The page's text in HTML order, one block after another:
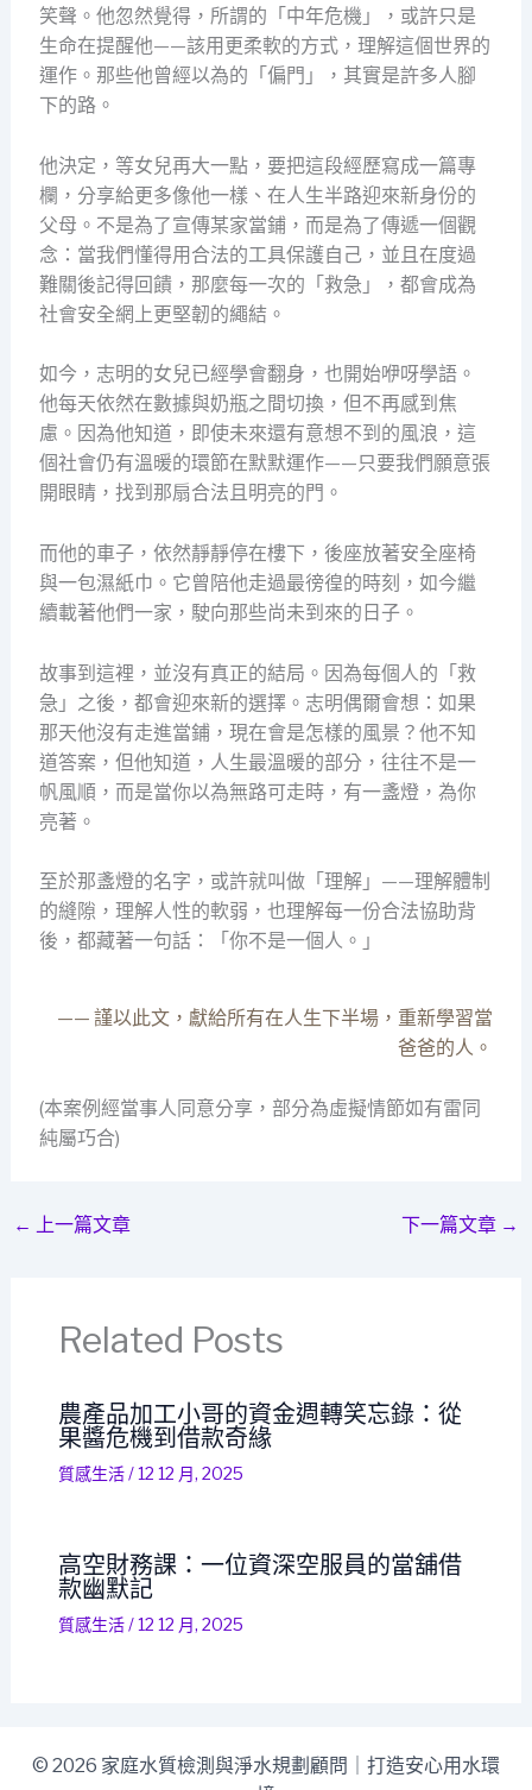
笑聲。他忽然覺得，所謂的「中年危機」，或許只是
生命在提醒他——該用更柔軟的方式，理解這個世界的
運作。那些他曾經以為的「偏門」，其實是許多人腳
下的路。
他決定，等女兒再大一點，要把這段經歷寫成一篇專
欄，分享給更多像他一樣、在人生半路迎來新身份的
父母。不是為了宣傳某家當鋪，而是為了傳遞一個觀
念：當我們懂得用合法的工具保護自己，並且在度過
難關後記得回饋，那麼每一次的「救急」，都會成為
社會安全網上更堅韌的繩結。
如今，志明的女兒已經學會翻身，也開始咿呀學語。
他每天依然在數據與奶瓶之間切換，但不再感到焦
慮。因為他知道，即使未來還有意想不到的風浪，這
個社會仍有溫暖的環節在默默運作——只要我們願意張
開眼睛，找到那扇合法且明亮的門。
而他的車子，依然靜靜停在樓下，後座放著安全座椅
與一包濕紙巾。它曾陪他走過最徬徨的時刻，如今繼
續載著他們一家，駛向那些尚未到來的日子。
故事到這裡，並沒有真正的結局。因為每個人的「救
急」之後，都會迎來新的選擇。志明偶爾會想：如果
那天他沒有走進當鋪，現在會是怎樣的風景？他不知
道答案，但他知道，人生最溫暖的部分，往往不是一
帆風順，而是當你以為無路可走時，有一盞燈，為你
亮著。
至於那盞燈的名字，或許就叫做「理解」——理解體制
的縫隙，理解人性的軟弱，也理解每一份合法協助背
後，都藏著一句話：「你不是一個人。」
—— 謹以此文，獻給所有在人生下半場，重新學習當
爸爸的人。
(本案例經當事人同意分享，部分為虛擬情節如有雷同
純屬巧合)
← 上一篇文章 下一篇文章 →
Related Posts
農產品加工小哥的資金週轉笑忘錄：從
果醬危機到借款奇緣
質感生活/12 12 月, 2025
高空財務課：一位資深空服員的當舖借
款幽默記
質感生活/12 12 月, 2025
© 2026 家庭水質檢測與淨水規劃顧問｜打造安心用水環